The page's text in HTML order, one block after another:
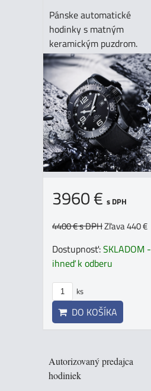
Pánske automatické
hodinky s matným
keramickým puzdrom.
3960 € s DPH
4400 €s DPHZľava 440 €
Dostupnosť:SKLADOM -
ihneď k odberu
ks
DO KOŠÍKA
Autorizovaný predajca
hodiniek